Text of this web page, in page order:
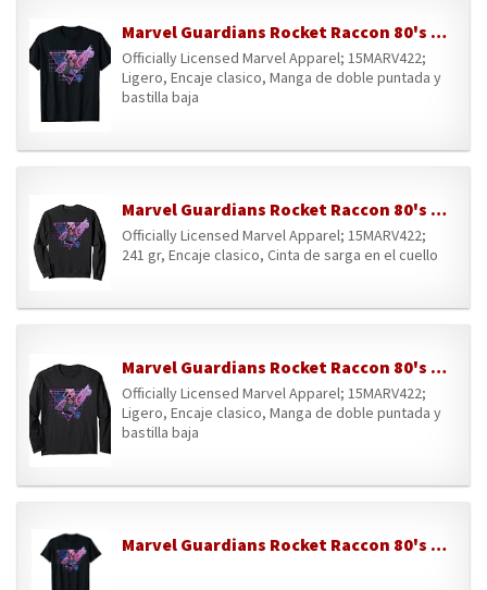
Marvel Guardians Rocket Raccon 80's Retro Camiseta
Officially Licensed Marvel Apparel; 15MARV422;
Ligero, Encaje clasico, Manga de doble puntada y
bastilla baja
Marvel Guardians Rocket Raccon 80's Retro Sudadera
Officially Licensed Marvel Apparel; 15MARV422;
241 gr, Encaje clasico, Cinta de sarga en el cuello
Marvel Guardians Rocket Raccon 80's Retro Manga Larga
Officially Licensed Marvel Apparel; 15MARV422;
Ligero, Encaje clasico, Manga de doble puntada y
bastilla baja
Marvel Guardians Rocket Raccon 80's Retro Graphic T-Shirt